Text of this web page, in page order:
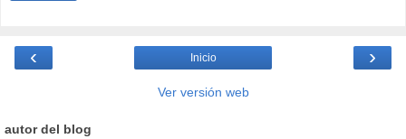
‹ ›
Inicio
Ver versión web
autor del blog